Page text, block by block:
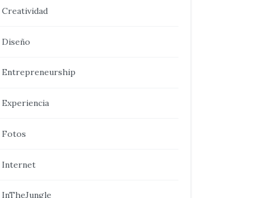
Creatividad
Diseño
Entrepreneurship
Experiencia
Fotos
Internet
InTheJungle